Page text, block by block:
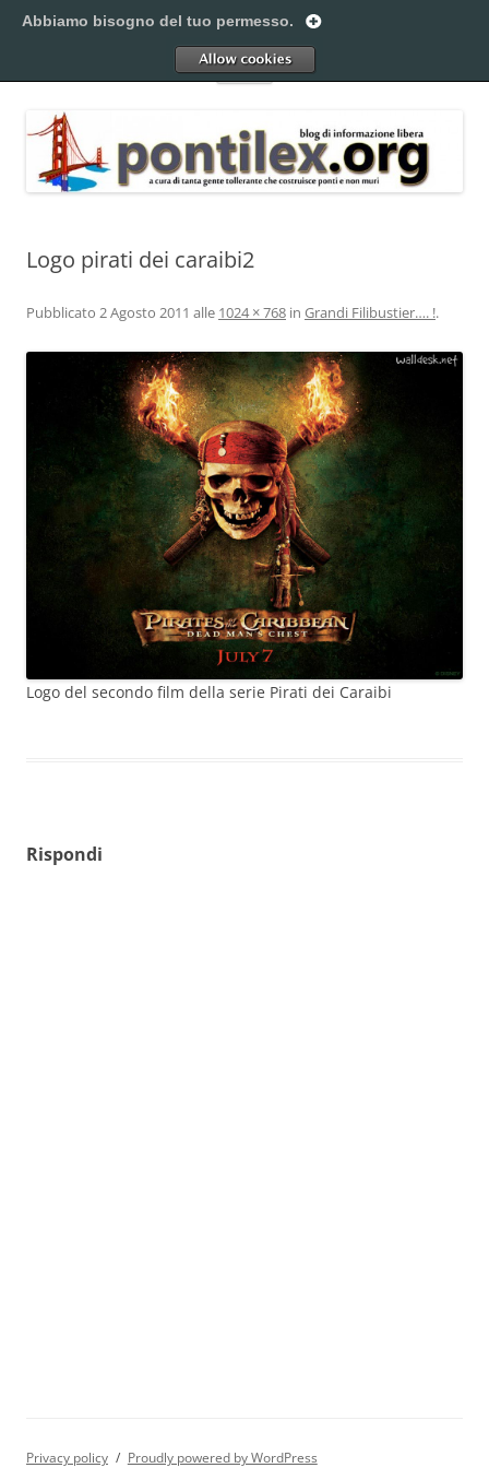
al
Pontilex
Menu
Logo pirati dei caraibi2
Pubblicato 2 Agosto 2011 alle 1024 × 768 in Grandi Filibustier…. !.
Logo del secondo film della serie Pirati dei Caraibi
Rispondi
Privacy policy Proudly powered by WordPress
Abbiamo bisogno del tuo permesso.